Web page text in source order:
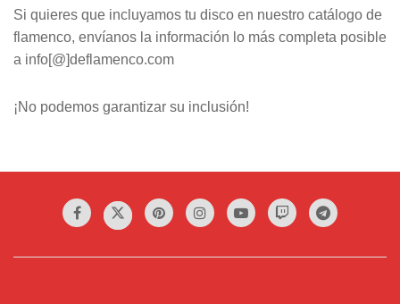
Si quieres que incluyamos tu disco en nuestro catálogo de
flamenco, envíanos la información lo más completa posible
a info[@]deflamenco.com
¡No podemos garantizar su inclusión!